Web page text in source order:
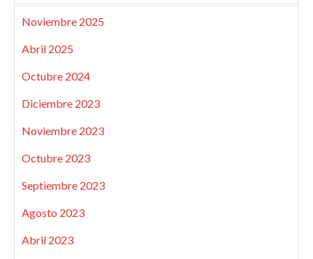
Noviembre 2025
Abril 2025
Octubre 2024
Diciembre 2023
Noviembre 2023
Octubre 2023
Septiembre 2023
Agosto 2023
Abril 2023